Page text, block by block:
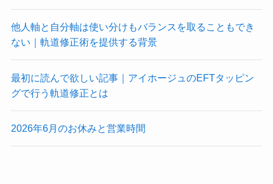
他人軸と自分軸は使い分けもバランスを取ることもでき
ない｜軌道修正術を提供する背景
最初に読んで欲しい記事｜アイホージュのEFTタッピン
グで行う軌道修正とは
2026年6月のお休みと営業時間